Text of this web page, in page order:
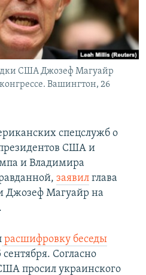
США Джозеф Магуайр
Вашингтон, 26
спецслужб о
США и
и Владимира
заявил глава
Джозеф Магуайр на
расшифровку беседы
Согласно
просил украинского